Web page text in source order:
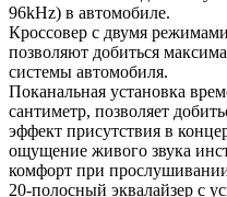
96kHz) в автомобиле.
Кроссовер с двумя
позволяют добиться
системы автомобиля.
Поканальная установка
сантиметр, позволяет
эффект присутствия в
ощущение живого звука
комфорт при
20-полосный эквалайзер с